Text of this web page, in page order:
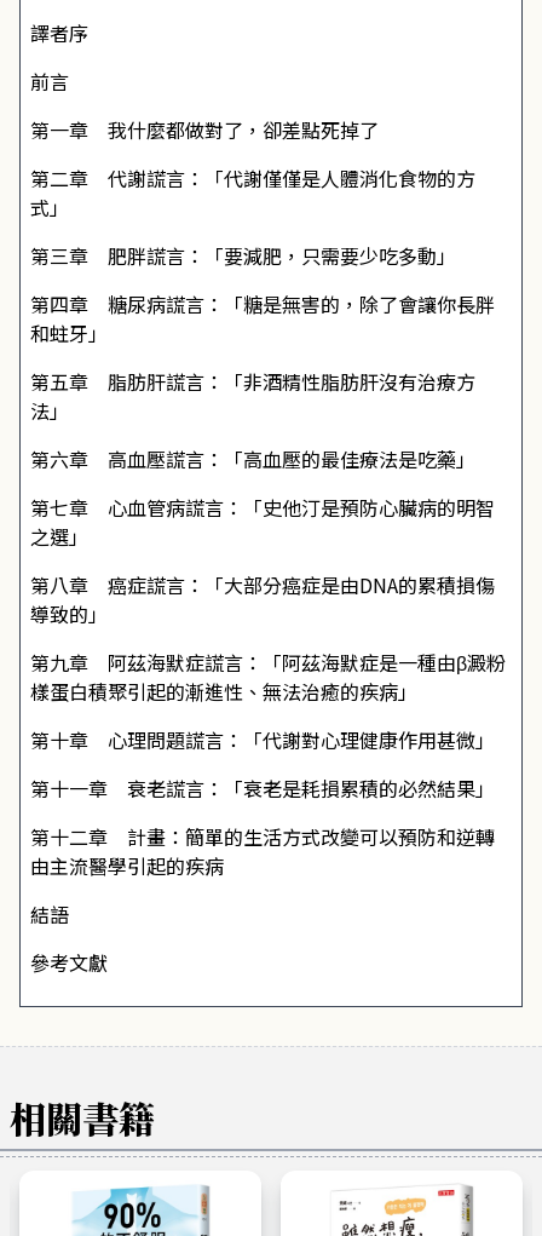
譯者序
前言
第一章 我什麼都做對了，卻差點死掉了
第二章 代謝謊言：「代謝僅僅是人體消化食物的方
式」
第三章 肥胖謊言：「要減肥，只需要少吃多動」
第四章 糖尿病謊言：「糖是無害的，除了會讓你長胖
和蛀牙」
第五章 脂肪肝謊言：「非酒精性脂肪肝沒有治療方
法」
第六章 高血壓謊言：「高血壓的最佳療法是吃藥」
第七章 心血管病謊言：「史他汀是預防心臟病的明智
之選」
第八章 癌症謊言：「大部分癌症是由DNA的累積損傷
導致的」
第九章 阿茲海默症謊言：「阿茲海默症是一種由β澱粉
樣蛋白積聚引起的漸進性、無法治癒的疾病」
第十章 心理問題謊言：「代謝對心理健康作用甚微」
第十一章 衰老謊言：「衰老是耗損累積的必然結果」
第十二章 計畫：簡單的生活方式改變可以預防和逆轉
由主流醫學引起的疾病
結語
參考文獻
相關書籍